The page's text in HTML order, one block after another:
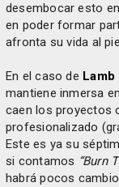
desembocar esto
en poder formar
afronta su vida al
En el caso de Lamb
mantiene inmersa
caen los proyectos
profesionalizado
Este es ya su
si contamos “Burn
habrá pocos